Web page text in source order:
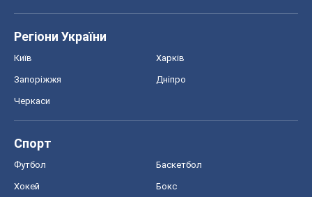
Регіони України
Київ Харків
Запоріжжя Дніпро
Черкаси
Спорт
Футбол Баскетбол
Хокей Бокс